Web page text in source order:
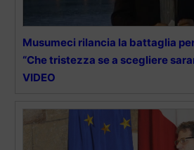
Musumeci rilancia la battaglia
“Che tristezza se a scegliere
VIDEO